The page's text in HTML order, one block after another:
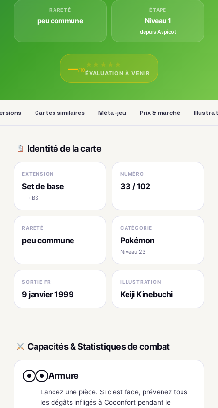
RARETÉ
peu commune
ÉTAPE
Niveau 1
depuis Aspicot
—/10
★ ★ ★ ★ ★
ÉVALUATION À VENIR
Cartes similaires Méta-jeu Prix & marché
Identité de la carte
EXTENSION
Set de base
— · BS
NUMÉRO
33 / 102
RARETÉ
peu commune
CATÉGORIE
Pokémon
Niveau 23
SORTIE FR
9 janvier 1999
ILLUSTRATION
Keiji Kinebuchi
Capacités & Statistiques de combat
● ● Armure
Lancez une pièce. Si c'est face, prévenez tous
les dégâts infligés à Coconfort pendant le